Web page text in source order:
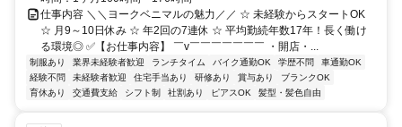
仕事内容 ＼＼ヨークベニマルの魅力／／ ☆ 未経験からスタートOK
☆ 月9～10日休み ☆ 年2回の7連休 ☆ 平均勤続年数17年！長く働け
る環境◎ ✅【お仕事内容】 ￣v￣￣￣￣￣￣￣ ・開店・...
制服あり 業界未経験者歓迎 ランチタイム バイク通勤OK 学歴不問
車通勤OK
経験不問
未経験者歓迎 住宅手当あり 研修あり 賞与あり
ブランクOK
育休あり
交通費支給 シフト制 社割あり ピアスOK 髪型・髪色自由